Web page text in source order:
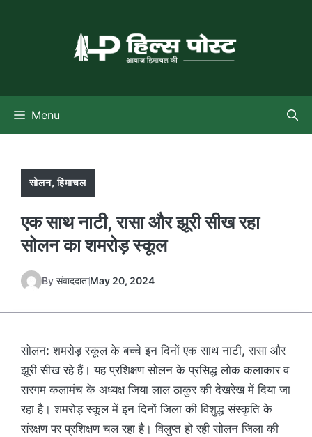
Menu
सोलन,हिमाचल
एक साथ नाटी, रासा और झूरी सीख रहा
सोलन का शमरोड़ स्कूल
By संवाददाताMay 20, 2024
सोलन: शमरोड़ स्कूल के बच्चे इन दिनों एक साथ नाटी, रासा और
झूरी सीख रहे हैं। यह प्रशिक्षण सोलन के प्रसिद्ध लोक कलाकार व
सरगम कलामंच के अध्यक्ष जिया लाल ठाकुर की देखरेख में दिया जा
रहा है। शमरोड़ स्कूल में इन दिनों जिला की विशुद्ध संस्कृति के
संरक्षण पर प्रशिक्षण चल रहा है। विलुप्त हो रही सोलन जिला की